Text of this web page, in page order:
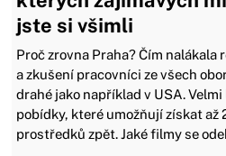
jste si všimli
Proč zrovna Praha? Čím
a zkušení pracovníci ze všech
drahé jako například v USA.
pobídky, které umožňují získat až
prostředků zpět. Jaké filmy se